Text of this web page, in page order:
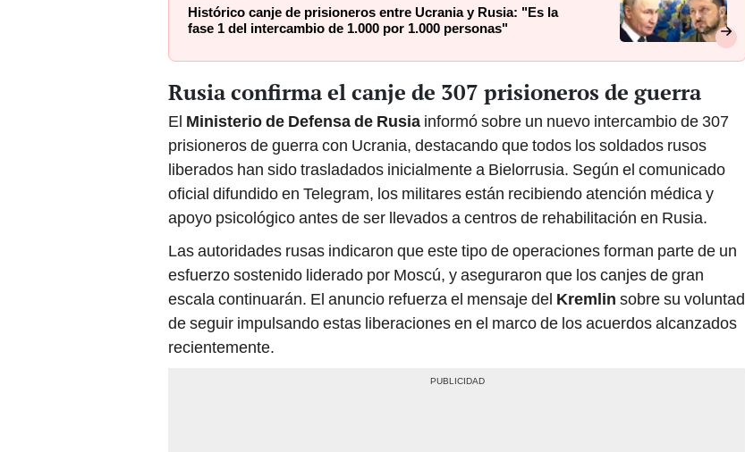
Histórico canje de prisioneros entre Ucrania y Rusia: "Es la
fase 1 del intercambio de 1.000 por 1.000 personas"
Rusia confirma el canje de 307 prisioneros de guerra
El Ministerio de Defensa de Rusia informó sobre un nuevo intercambio de 307
prisioneros de guerra con Ucrania, destacando que todos los soldados rusos
liberados han sido trasladados inicialmente a Bielorrusia. Según el comunicado
oficial difundido en Telegram, los militares están recibiendo atención médica y
apoyo psicológico antes de ser llevados a centros de rehabilitación en Rusia.
Las autoridades rusas indicaron que este tipo de operaciones forman parte de un
esfuerzo sostenido liderado por Moscú, y aseguraron que los canjes de gran
escala continuarán. El anuncio refuerza el mensaje del Kremlin sobre su voluntad
de seguir impulsando estas liberaciones en el marco de los acuerdos alcanzados
recientemente.